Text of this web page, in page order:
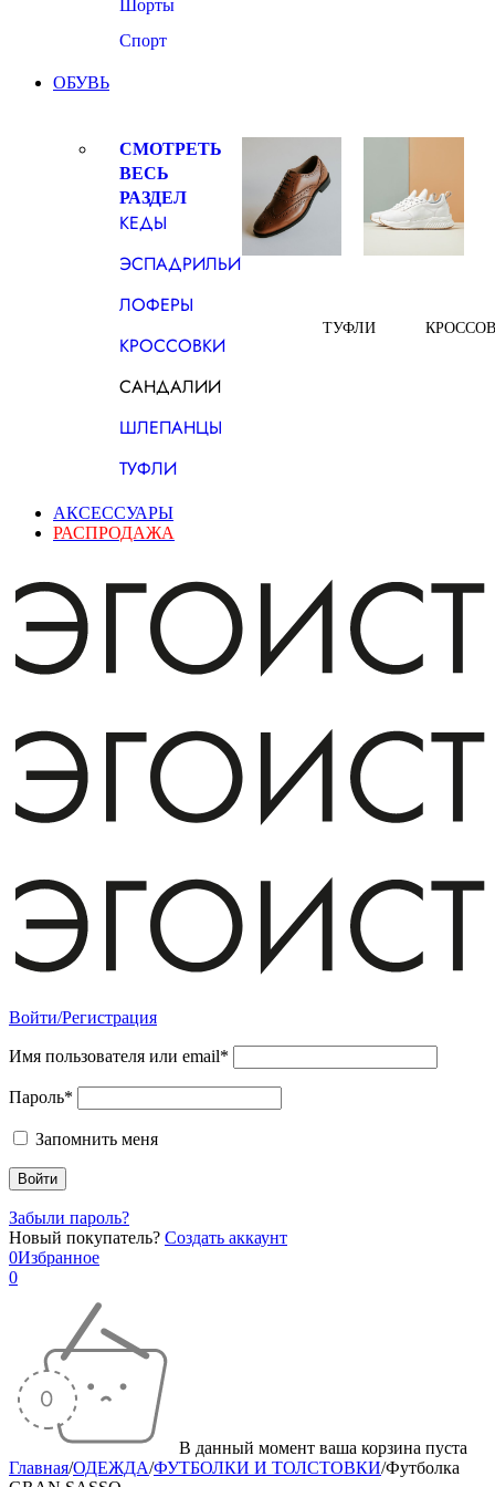
Шорты
Спорт
ОБУВЬ
СМОТРЕТЬ
ВЕСЬ
РАЗДЕЛ
КЕДЫ
ЭСПАДРИЛЬИ
ЛОФЕРЫ
КРОССОВКИ
САНДАЛИИ
ШЛЕПАНЦЫ
ТУФЛИ
ТУФЛИ
АКСЕССУАРЫ
РАСПРОДАЖА
Войти/Регистрация
Имя пользователя или email*
Пароль*
Запомнить меня
Забыли пароль?
Новый покупатель? Создать аккаунт
0Избранное
0
В данный момент ваша корзина пуста
Главная/ОДЕЖДА/ФУТБОЛКИ И ТОЛСТОВКИ/Футболка